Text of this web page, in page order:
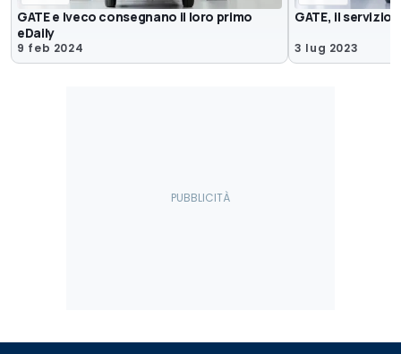
GATE e Iveco consegnano il loro primo
eDaily
9 feb 2024
GATE, il servizio
3 lug 2023